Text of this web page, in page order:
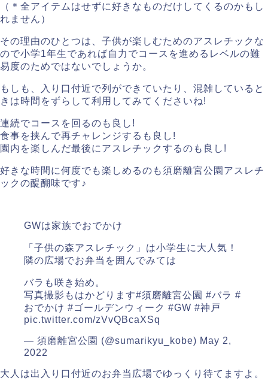
（＊全アイテムはせずに好きなものだけしてくるのかもし
れません）
その理由のひとつは、子供が楽しむためのアスレチックな
ので小学1年生であれば自力でコースを進めるレベルの難
易度のためではないでしょうか。
もしも、入り口付近で列ができていたり、混雑していると
きは時間をずらして利用してみてくださいね!
連続でコースを回るのも良し!
食事を挟んで再チャレンジするも良し!
園内を楽しんだ最後にアスレチックするのも良し!
好きな時間に何度でも楽しめるのも須磨離宮公園アスレチ
ックの醍醐味です♪
GWは家族でおでかけ
「子供の森アスレチック」は小学生に大人気！
隣の広場でお弁当を囲んでみては
バラも咲き始め。
写真撮影もはかどります#須磨離宮公園 #バラ #
おでかけ #ゴールデンウィーク #GW #神戸
pic.twitter.com/zVvQBcaXSq
— 須磨離宮公園 (@sumarikyu_kobe) May 2,
2022
大人は出入り口付近のお弁当広場でゆっくり待てますよ。